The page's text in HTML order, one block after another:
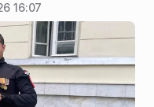
16:07